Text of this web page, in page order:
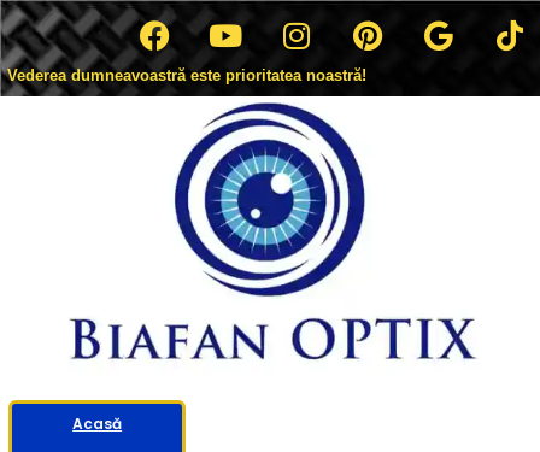
Vederea dumneavoastră este prioritatea noastră!
Acasă